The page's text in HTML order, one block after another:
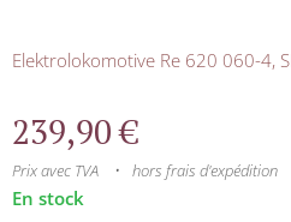
Elektrolokomotive Re 620 060-4,
239,90€
Prix avec TVA hors frais d'expédition
En stock